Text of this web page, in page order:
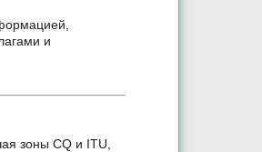
и
зоны CQ и ITU,